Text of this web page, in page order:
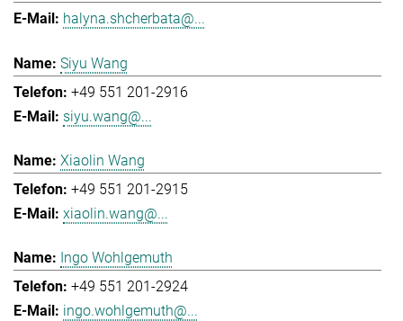
halyna.shcherbata@...
Siyu Wang
+49 551 201-2916
siyu.wang@...
Xiaolin Wang
+49 551 201-2915
xiaolin.wang@...
Ingo Wohlgemuth
+49 551 201-2924
ingo.wohlgemuth@...